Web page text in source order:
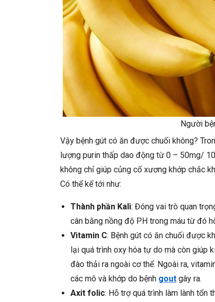
Người
Vậy bệnh gút có ăn được chuối không?
lượng purin thấp dao động từ 0 – 50mg/
không chỉ giúp củng cố xương khớp chắc
Có thể kể tới như:
Thành phần Kali: Đóng vai trò quan
cân bằng nồng độ PH trong máu từ đó
Vitamin C: Bệnh gút có ăn chuối được
lại quá trình oxy hóa tự do mà còn giúp
đào thải ra ngoài cơ thể. Ngoài ra,
các mô và khớp do bệnh gout gây ra.
Axit folic: Hỗ trợ quá trình làm lành tổn